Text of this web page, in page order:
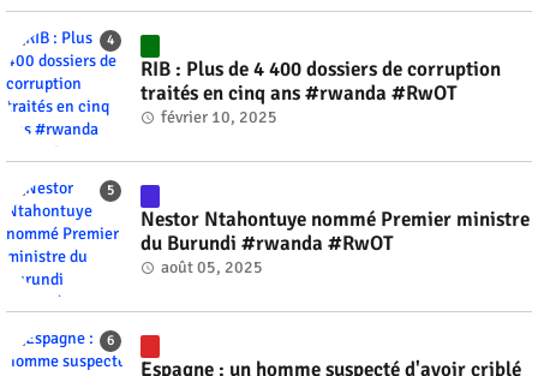
RIB : Plus de 4 400 dossiers de corruption
traités en cinq ans #rwanda #RwOT
février 10, 2025
Nestor Ntahontuye nommé Premier ministre
du Burundi #rwanda #RwOT
août 05, 2025
Espagne : un homme suspecté d'avoir criblé